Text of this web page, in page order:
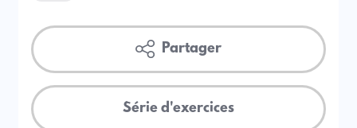
Partager
Série d'exercices